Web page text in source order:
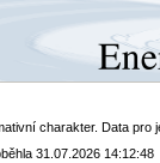
charakter. Data
31.07.2026 14:12:48